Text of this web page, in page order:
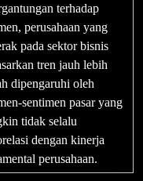
terhadap
perusahaan yang
pada sektor bisnis
tren jauh lebih
dipengaruhi oleh
sentimen pasar yang
tidak selalu
dengan kinerja
perusahaan.